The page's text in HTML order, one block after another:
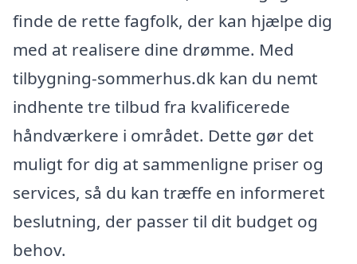
finde de rette fagfolk, der kan hjælpe dig
med at realisere dine drømme. Med
tilbygning-sommerhus.dk kan du nemt
indhente tre tilbud fra kvalificerede
håndværkere i området. Dette gør det
muligt for dig at sammenligne priser og
services, så du kan træffe en informeret
beslutning, der passer til dit budget og
behov.